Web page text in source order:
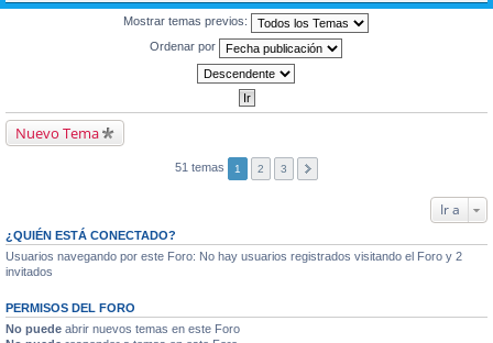
Mostrar temas previos:
Ordenar por
Nuevo Tema
51 temas 1 2 3
Ir a
¿QUIÉN ESTÁ CONECTADO?
Usuarios navegando por este Foro: No hay usuarios registrados visitando el Foro y 2
invitados
PERMISOS DEL FORO
No puede abrir nuevos temas en este Foro